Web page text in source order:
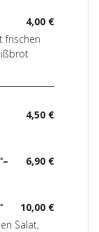
4,00 €
frischen
4,50 €
6,90 €
10,00 €
Salat,